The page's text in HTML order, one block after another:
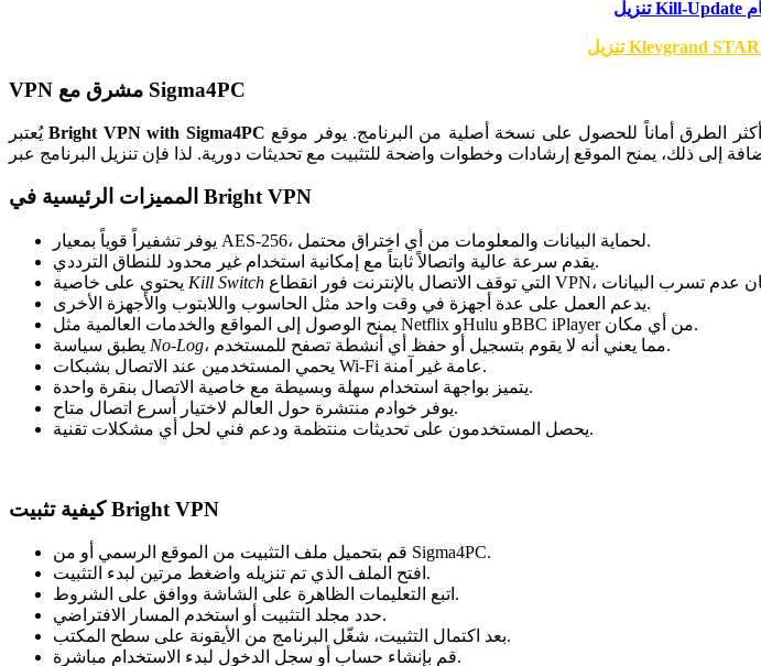
VPN مشرق مع Sigma4PC
يُعتبرBright VPN with Sigma4PC
‏المميزات الرئيسية في Bright VPN
يوفر تشفيراً قوياً بمعيار AES-256، لحماية البيانات والمعلومات من أي اختراق محتمل.
يقدم سرعة عالية واتصالاً ثابتاً مع إمكانية استخدام غير محدود للنطاق الترددي.
Kill Switch
يدعم العمل على عدة أجهزة في وقت واحد مثل الحاسوب واللابتوب والأجهزة الأخرى.
يمنح الوصول إلى المواقع والخدمات العالمية مثل Netflix وHulu وBBC iPlayer من أي مكان.
No-Log
، مما يعني أنه لا يقوم بتسجيل أو حفظ أي أنشطة تصفح للمستخدم.
يحمي المستخدمين عند الاتصال بشبكات Wi-Fi عامة غير آمنة.
يتميز بواجهة استخدام سهلة وبسيطة مع خاصية الاتصال بنقرة واحدة.
يوفر خوادم منتشرة حول العالم لاختيار أسرع اتصال متاح.
يحصل المستخدمون على تحديثات منتظمة ودعم فني لحل أي مشكلات تقنية.
كيفية تثبيت Bright VPN
قم بتحميل ملف التثبيت من الموقع الرسمي أو من Sigma4PC.
افتح الملف الذي تم تنزيله واضغط مرتين لبدء التثبيت.
اتبع التعليمات الظاهرة على الشاشة ووافق على الشروط.
حدد مجلد التثبيت أو استخدم المسار الافتراضي.
بعد اكتمال التثبيت، شغّل البرنامج من الأيقونة على سطح المكتب.
قم بإنشاء حساب أو سجل الدخول لبدء الاستخدام مباشرة.